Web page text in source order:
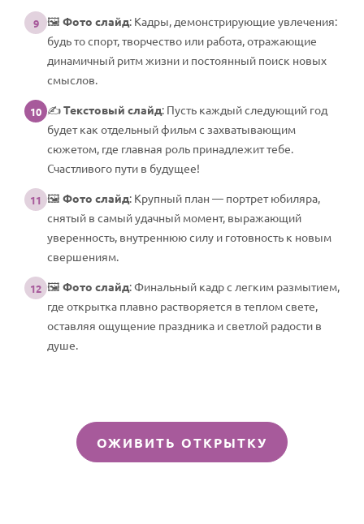
9 🖼️ Фото слайд: Кадры, демонстрирующие увлечения:
будь то спорт, творчество или работа, отражающие
динамичный ритм жизни и постоянный поиск новых
смыслов.
10 ✍️Текстовый слайд: Пусть каждый следующий год
будет как отдельный фильм с захватывающим
сюжетом, где главная роль принадлежит тебе.
Счастливого пути в будущее!
11 🖼️ Фото слайд: Крупный план — портрет юбиляра,
снятый в самый удачный момент, выражающий
уверенность, внутреннюю силу и готовность к новым
свершениям.
12 🖼️ Фото слайд: Финальный кадр с легким размытием,
где открытка плавно растворяется в теплом свете,
оставляя ощущение праздника и светлой радости в
душе.
ОЖИВИТЬ ОТКРЫТКУ